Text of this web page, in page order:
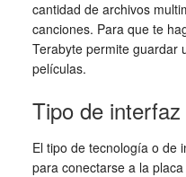
cantidad de archivos
canciones. Para que te
Terabyte permite guardar
películas.
Tipo de interfaz
El tipo de tecnología o de
para conectarse a la